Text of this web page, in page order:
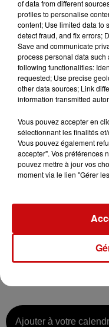
d’acheter des plants :
 Option 1 : Prendre
de choisir un créneau
14 mai pour venir
 Option 2 :
boutique en ligne :
https://
pour venir récupérer
Une vente annuelle
partager ses savoir-
travail des ouvriers
plants locaux, Bio et
maison, au potager
Plus d’infos :
Association ICARE,
Ajouter à votre
of data from different
profiles to personalise
content; Use limited data to
detect fraud, and fix errors;
Save and communicate
process personal data
following functionalities:
requested; Use precise
other data sources; Link
information transmitted
Vous pouvez accepter en
sélectionnant les finalités
Vous pouvez également
accepter". Vos préférences
pouvez mettre à jour vos
moment via le lien "Gérer